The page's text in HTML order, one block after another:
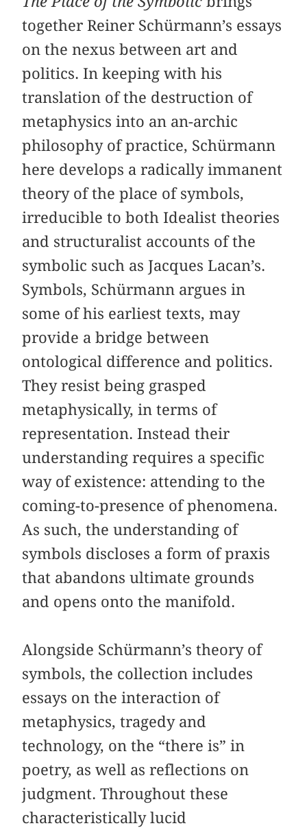
together Reiner Schürmann’s essays
on the nexus between art and
politics. In keeping with his
translation of the destruction of
metaphysics into an an-archic
philosophy of practice, Schürmann
here develops a radically immanent
theory of the place of symbols,
irreducible to both Idealist theories
and structuralist accounts of the
symbolic such as Jacques Lacan’s.
Symbols, Schürmann argues in
some of his earliest texts, may
provide a bridge between
ontological difference and politics.
They resist being grasped
metaphysically, in terms of
representation. Instead their
understanding requires a specific
way of existence: attending to the
coming-to-presence of phenomena.
As such, the understanding of
symbols discloses a form of praxis
that abandons ultimate grounds
and opens onto the manifold.
Alongside Schürmann’s theory of
symbols, the collection includes
essays on the interaction of
metaphysics, tragedy and
technology, on the “there is” in
poetry, as well as reflections on
judgment. Throughout these
characteristically lucid